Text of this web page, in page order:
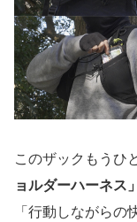
このザックもうひ
ョルダーハーネス」
「行動しながらの